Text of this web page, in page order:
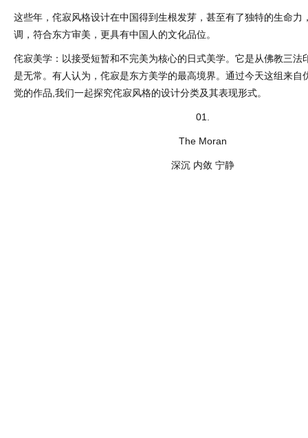
这些年，侘寂风格设计在中国得到生根发芽，甚至有了独特的生命力
调，符合东方审美，更具有中国人的文化品位。
侘寂美学：以接受短暂和不完美为核心的日式美学。它是从佛教三法
是无常。有人认为，侘寂是东方美学的最高境界。通过今天这组来自
觉的作品,我们一起探究侘寂风格的设计分类及其表现形式。
01.
The Moran
深沉 内敛 宁静